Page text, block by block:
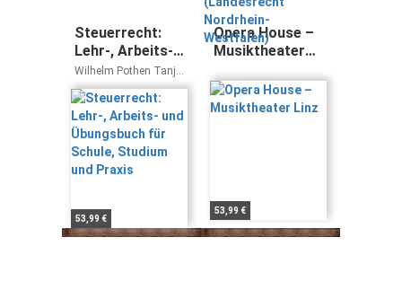
Steuerrecht:
Lehr-, Arbeits-
und Übungsbuch
für Schule,
Studium und
Praxis
Wilhelm Pothen Tanja
Heesen
53,99 €
Opera House –
Musiktheater
53,99 €